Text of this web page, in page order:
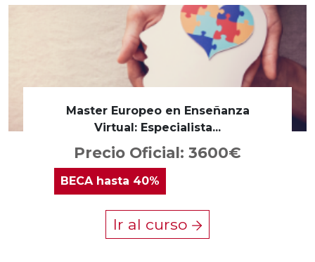
Master Europeo en Enseñanza
Virtual: Especialista...
Precio Oficial: 3600€
BECA hasta 40%
Ir al curso